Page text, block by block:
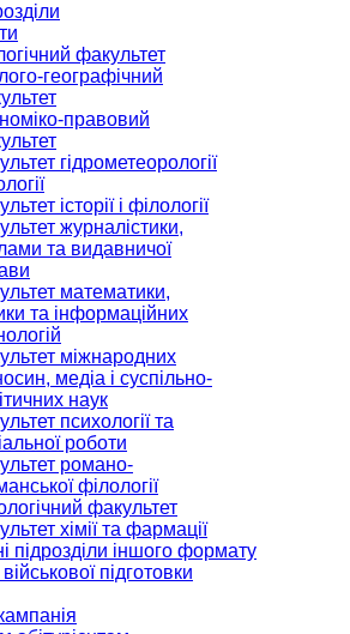
факультет
географічний
правовий
гідрометеорології
історії і філології
журналістики,
та видавничої
математики,
та інформаційних
міжнародних
медіа і суспільно-
наук
психології та
роботи
романо-
філології
факультет
хімії та фармації
підрозділи іншого формату
підготовки